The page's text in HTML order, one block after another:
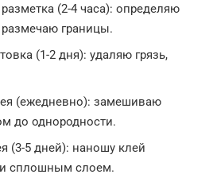
(2-4 часа): определяю
границы.
(1-2 дня): удаляю грязь,
(ежедневно): замешиваю
до однородности.
(3-5 дней): наношу клей
сплошным слоем.